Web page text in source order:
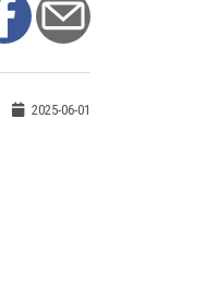
2025-06-01